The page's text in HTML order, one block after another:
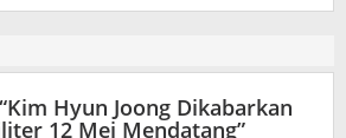
Kim Hyun Joong Dikabarkan
12 Mei Mendatang”